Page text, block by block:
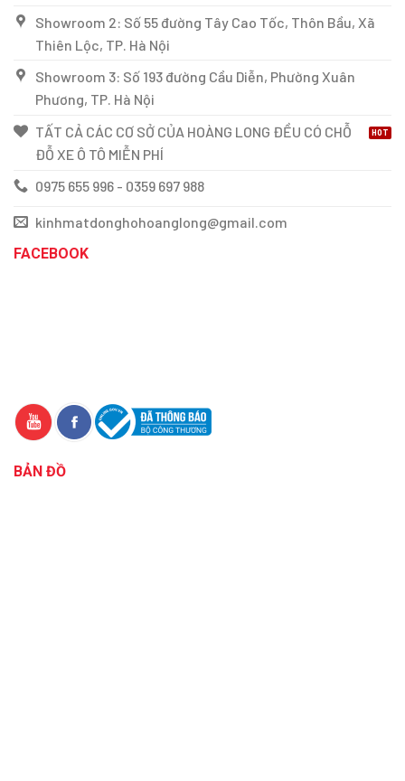
Showroom 2: Số 55 đường Tây Cao Tốc, Thôn Bầu, Xã
Thiên Lộc, TP. Hà Nội
Showroom 3: Số 193 đường Cầu Diễn, Phường Xuân
Phương, TP. Hà Nội
TẤT CẢ CÁC CƠ SỞ CỦA HOÀNG LONG ĐỀU CÓ CHỖ
ĐỖ XE Ô TÔ MIỄN PHÍ
0975 655 996 - 0359 697 988
kinhmatdonghohoanglong@gmail.com
FACEBOOK
BẢN ĐỒ